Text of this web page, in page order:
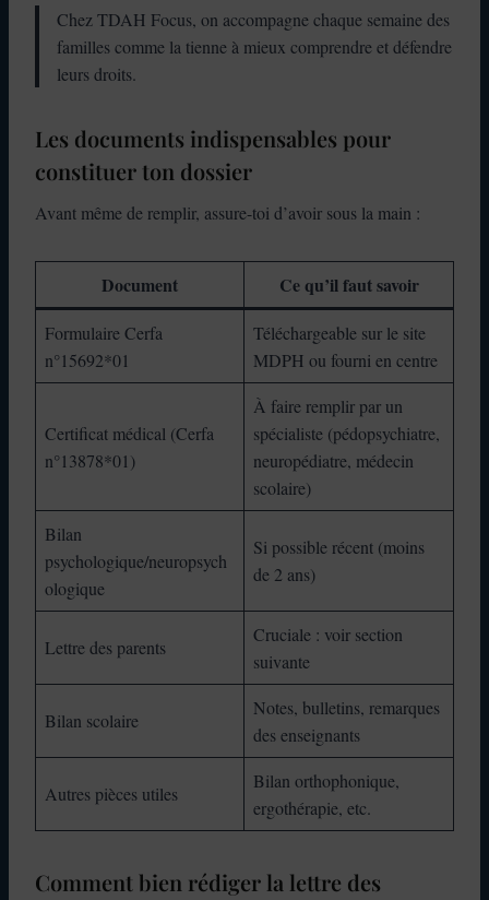
Chez TDAH Focus, on accompagne chaque semaine des
familles comme la tienne à mieux comprendre et défendre
leurs droits.
Les documents indispensables pour
constituer ton dossier
Avant même de remplir, assure-toi d’avoir sous la main :
Document Ce qu’il faut savoir
Formulaire Cerfa
n°15692*01
Téléchargeable sur le site
MDPH ou fourni en centre
Certificat médical (Cerfa
n°13878*01)
À faire remplir par un
spécialiste (pédopsychiatre,
neuropédiatre, médecin
scolaire)
Bilan
psychologique/neuropsych
ologique
Si possible récent (moins
de 2 ans)
Lettre des parents
Cruciale : voir section
suivante
Bilan scolaire
Notes, bulletins, remarques
des enseignants
Autres pièces utiles
Bilan orthophonique,
ergothérapie, etc.
Comment bien rédiger la lettre des